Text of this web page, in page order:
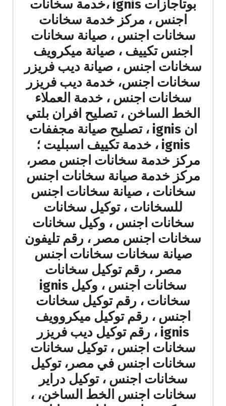
بوتاجازات ignis ،خدمة سخانات
اجنس ، مركز خدمة سخانات
سخانات اجنس ، صيانة سخانات
اجنس تكييف ، صيانة ميكرويف
سخانات اجنس ، صيانة ديب فريزر
سخانات اجنس، خدمة ديب فريزر
سخانات اجنس ، خدمة العملاء
الخط الساخن ، تصليح افران بلتي
ان ignis ، تصليح صيانة مجففات
ignis ، خدمة تكييف اسبليت ؛
مركز خدمة سخانات اجنس مصر،
مركز خدمة صيانة سخانات اجنس
سخانات ، صيانة سخانات اجنس
للسخانات ، توكيل سخانات
سخانات اجنس ، وكيل سخانات
سخانات اجنس مصر ، رقم تليفون
صيانة سخانات سخانات اجنس
مصر ، رقم توكيل سخانات
سخانات اجنس ، وكيل ignis
سخانات ، رقم توكيل سخانات
اجنس ، رقم توكيل ميكروويف
ignis ، رقم توكيل ديب فريزر
سخانات اجنس ، توكيل سخانات
سخانات اجنس في مصر، توكيل
سخانات اجنس ، توكيل دراير
سخانات اجنس الخط الساخن، ،